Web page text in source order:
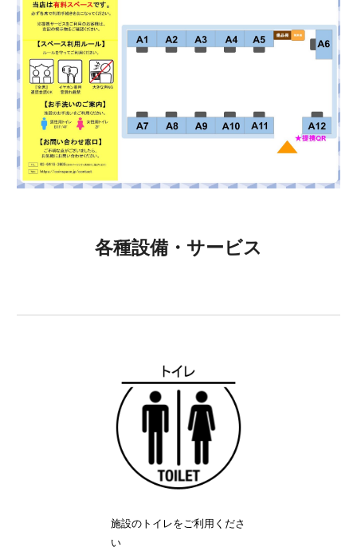
各種設備・サービス
施設のトイレをご利用くださ
い